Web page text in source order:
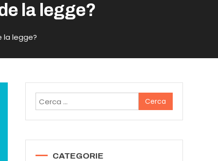
la legge?
la legge?
Ricerca
per:
CATEGORIE